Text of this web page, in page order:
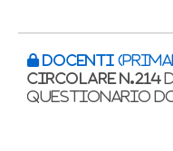
DOCENTI
CIRCOLARE N.214
Questionario